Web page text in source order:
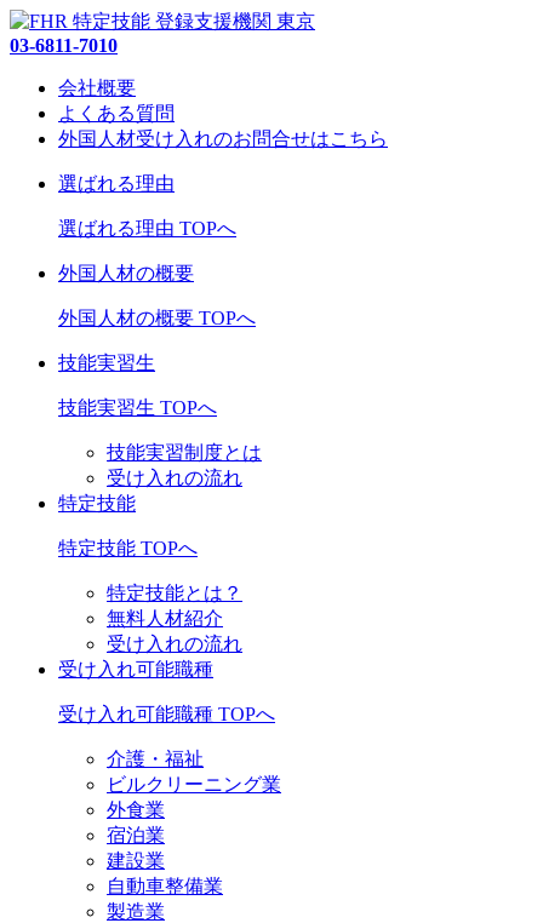
03-6811-7010
会社概要
よくある質問
外国人材受け入れのお問合せはこちら
選ばれる理由
選ばれる理由 TOPへ
外国人材の概要
外国人材の概要 TOPへ
技能実習生
技能実習生 TOPへ
技能実習制度とは
受け入れの流れ
特定技能
特定技能 TOPへ
特定技能とは？
無料人材紹介
受け入れの流れ
受け入れ可能職種
受け入れ可能職種 TOPへ
介護・福祉
ビルクリーニング業
外食業
宿泊業
建設業
自動車整備業
製造業